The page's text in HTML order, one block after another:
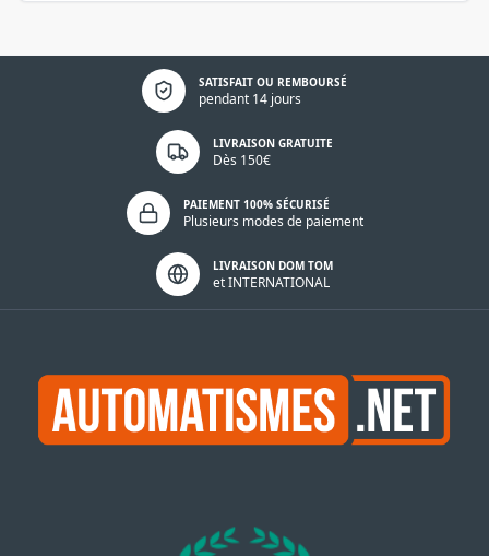
SATISFAIT OU REMBOURSÉ
pendant 14 jours
Politique de confidentialité
LIVRAISON GRATUITE
Dès 150€
PAIEMENT 100% SÉCURISÉ
Plusieurs modes de paiement
LIVRAISON DOM TOM
et INTERNATIONAL